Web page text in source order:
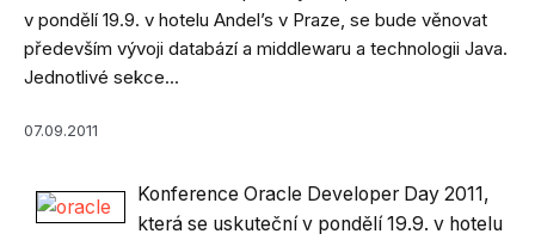
v pondělí 19.9. v hotelu Andel’s v Praze, se bude věnovat
především vývoji databází a middlewaru a technologii Java.
Jednotlivé sekce...
07.09.2011
Konference Oracle Developer Day 2011,
která se uskuteční v pondělí 19.9. v hotelu